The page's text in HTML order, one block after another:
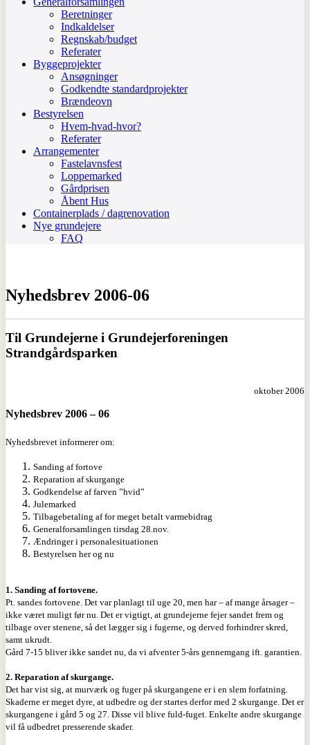
Beretninger
Indkaldelser
Regnskab/budget
Referater
Byggeprojekter
Ansøgninger
Godkendte standardprojekter
Brændeovn
Bestyrelsen
Hvem-hvad-hvor?
Referater
Arrangementer
Fastelavnsfest
Loppemarked
Gårdprisen
Åbent Hus
Containerplads / dagrenovation
Nye grundejere
FAQ
Nyhedsbrev 2006-06
Til Grundejerne i Grundejerforeningen
Strandgårdsparken
oktober 2006
Nyhedsbrev 2006 – 06
Nyhedsbrevet informerer om:
Sanding af fortove
Reparation af skurgange
Godkendelse af farven ”hvid”
Julemarked
Tilbagebetaling af for meget betalt varmebidrag
Generalforsamlingen tirsdag 28.nov.
Ændringer i personalesituationen
Bestyrelsen her og nu
1. Sanding af fortovene.
Pt. sandes fortovene. Det var planlagt til uge 20, men har – af mange årsager –
ikke været muligt før nu. Det er vigtigt, at grundejerne fejer sandet frem og
tilbage over stenene, så det lægger sig i fugerne, og derved forhindrer skred,
samt ukrudt.
Gård 7-15 bliver ikke sandet nu, da vi afventer 5-års gennemgang ift. garantien.
2. Reparation af skurgange.
Det har vist sig, at murværk og fuger på skurgangene er i en slem forfatning.
Skaderne er meget dyre, at udbedre og der startes derfor med 2 skurgange. Det er
skurgangene i gård 5 og 27. Disse vil blive fuld-fuget. Enkelte andre skurgange
vil få udbedret presserende skader.